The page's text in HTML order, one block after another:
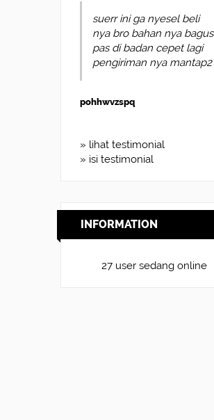
suerr ini ga nyesel beli
nya bro bahan nya bagus
pas di badan cepet lagi
pengiriman nya mantap2
pohhwvzspq
» lihat testimonial
» isi testimonial
INFORMATION
27 user sedang online